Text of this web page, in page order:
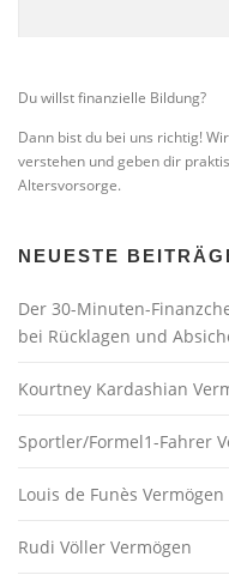
Du willst finanzielle Bildung?
Dann bist du bei uns richtig!
verstehen und geben dir
Altersvorsorge.
NEUESTE
Der 30-Minuten-
bei Rücklagen und
Kourtney Kardashian
Sportler/Formel1-Fahrer
Louis de Funès Vermögen
Rudi Völler Vermögen